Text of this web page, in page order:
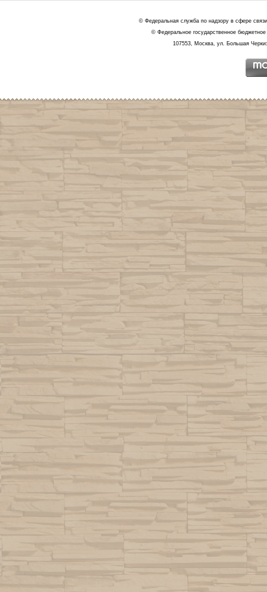
© Федеральная служба по надзору в сфере
© Федеральное государственное
107553, Москва, ул. Большая